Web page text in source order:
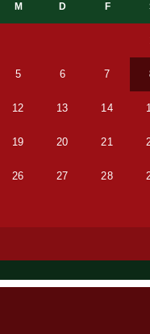
M D F
5 6 7
12 13 14
19 20 21
26 27 28